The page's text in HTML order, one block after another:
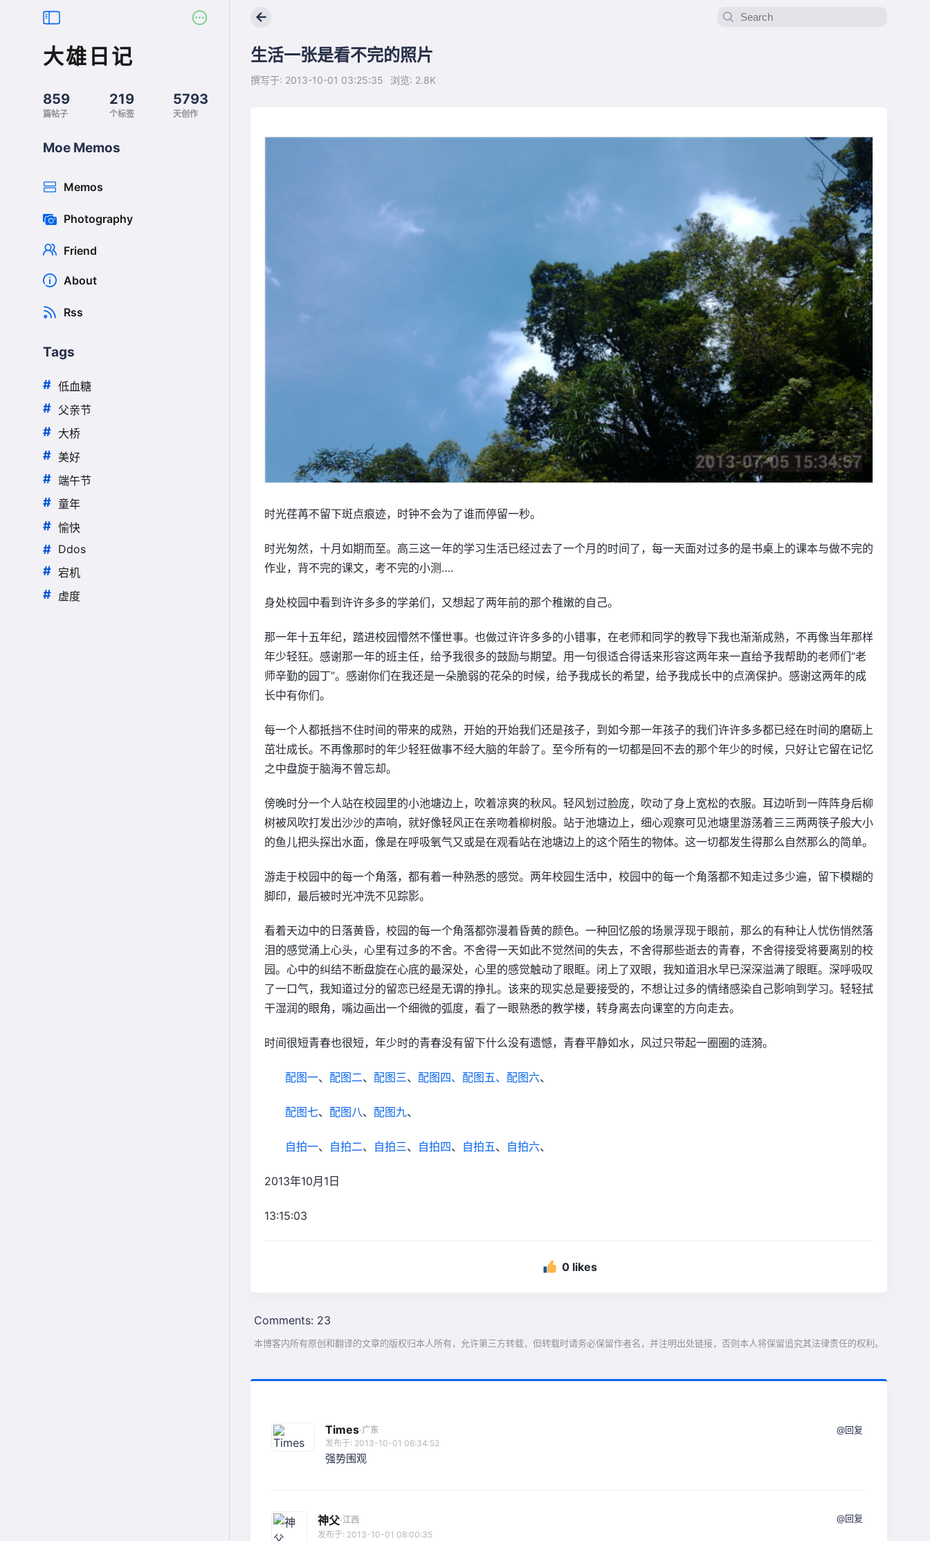
大雄日记
859
篇帖子
219
个标签
5793
天创作
Moe Memos
Memos
Photography
Friend
About
Rss
Tags
# 低血糖
# 父亲节
# 大桥
# 美好
# 端午节
# 童年
# 愉快
# Ddos
# 宕机
# 虚度
←
生活一张是看不完的照片
撰写于: 2013-10-01 03:25:35 浏览: 2.8K
时光荏苒不留下斑点痕迹，时钟不会为了谁而停留一秒。
时光匆然，十月如期而至。高三这一年的学习生活已经过去了一个月的时间了，每一天面对过多的是书桌上的课本与做不完的
作业，背不完的课文，考不完的小测….
身处校园中看到许许多多的学弟们，又想起了两年前的那个稚嫩的自己。
那一年十五年纪，踏进校园懵然不懂世事。也做过许许多多的小错事，在老师和同学的教导下我也渐渐成熟，不再像当年那样
年少轻狂。感谢那一年的班主任，给予我很多的鼓励与期望。用一句很适合得话来形容这两年来一直给予我帮助的老师们“老
师辛勤的园丁”。感谢你们在我还是一朵脆弱的花朵的时候，给予我成长的希望，给予我成长中的点滴保护。感谢这两年的成
长中有你们。
每一个人都抵挡不住时间的带来的成熟，开始的开始我们还是孩子，到如今那一年孩子的我们许许多多都已经在时间的磨砺上
茁壮成长。不再像那时的年少轻狂做事不经大脑的年龄了。至今所有的一切都是回不去的那个年少的时候，只好让它留在记忆
之中盘旋于脑海不曾忘却。
傍晚时分一个人站在校园里的小池塘边上，吹着凉爽的秋风。轻风划过脸庞，吹动了身上宽松的衣服。耳边听到一阵阵身后柳
树被风吹打发出沙沙的声响，就好像轻风正在亲吻着柳树般。站于池塘边上，细心观察可见池塘里游荡着三三两两筷子般大小
的鱼儿把头探出水面，像是在呼吸氧气又或是在观看站在池塘边上的这个陌生的物体。这一切都发生得那么自然那么的简单。
游走于校园中的每一个角落，都有着一种熟悉的感觉。两年校园生活中，校园中的每一个角落都不知走过多少遍，留下模糊的
脚印，最后被时光冲洗不见踪影。
看着天边中的日落黄昏，校园的每一个角落都弥漫着昏黄的颜色。一种回忆般的场景浮现于眼前，那么的有种让人忧伤悄然落
泪的感觉涌上心头，心里有过多的不舍。不舍得一天如此不觉然间的失去，不舍得那些逝去的青春，不舍得接受将要离别的校
园。心中的纠结不断盘旋在心底的最深处，心里的感觉触动了眼眶。闭上了双眼，我知道泪水早已深深溢满了眼眶。深呼吸叹
了一口气，我知道过分的留恋已经是无谓的挣扎。该来的现实总是要接受的，不想让过多的情绪感染自己影响到学习。轻轻拭
干湿润的眼角，嘴边画出一个细微的弧度，看了一眼熟悉的教学楼，转身离去向课室的方向走去。
时间很短青春也很短，年少时的青春没有留下什么没有遗憾，青春平静如水，风过只带起一圈圈的涟漪。
配图一、 配图二、 配图三、 配图四、 配图五、 配图六、
配图七、 配图八、 配图九、
自拍一、 自拍二、 自拍三、 自拍四、 自拍五、 自拍六、
2013年10月1日
13:15:03
0 likes
Comments: 23
本博客内所有原创和翻译的文章的版权归本人所有，允许第三方转载，但转载时请务必保留作者名，并注明出处链接，否则本人将保留追究其法律责任的权利。
Times·广东
发布于: 2013-10-01 06:34:52
强势围观
@回复
神父·江西
发布于: 2013-10-01 08:00:35
@回复